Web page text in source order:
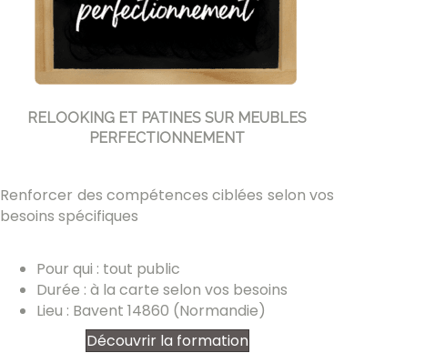
RELOOKING ET PATINES SUR MEUBLES
PERFECTIONNEMENT
Renforcer des compétences ciblées selon vos
besoins spécifiques
Pour qui : tout public
Durée : à la carte selon vos besoins
Lieu : Bavent 14860 (Normandie)
Découvrir la formation